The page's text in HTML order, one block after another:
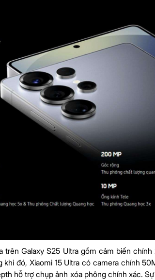
trên Galaxy S25 Ultra gồm cảm biến
khi đó, Xiaomi 15 Ultra có camera chính
hỗ trợ chụp ảnh xóa phông chính xác.